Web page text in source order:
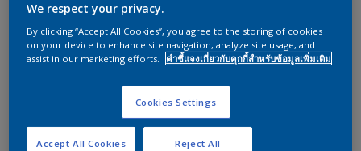
We respect your privacy.
By clicking “Accept All Cookies”, you agree to the storing of cookies
on your device to enhance site navigation, analyze site usage, and
assist in our marketing efforts.
คำชี้แจงเกี่ยวกับคุกกี้สำหรับข้อมูลเพิ่มเติม
Cookies Settings
Reject All
Accept All Cookies